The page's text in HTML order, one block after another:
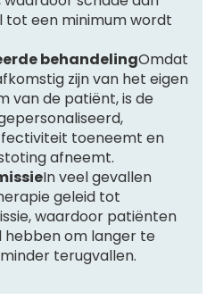
tot een minimum wordt
behandelingOmdat
zijn van het eigen
van de patiënt, is de
toeneemt en
afneemt.
In veel gevallen
geleid tot
waardoor patiënten
hebben om langer te
terugvallen.